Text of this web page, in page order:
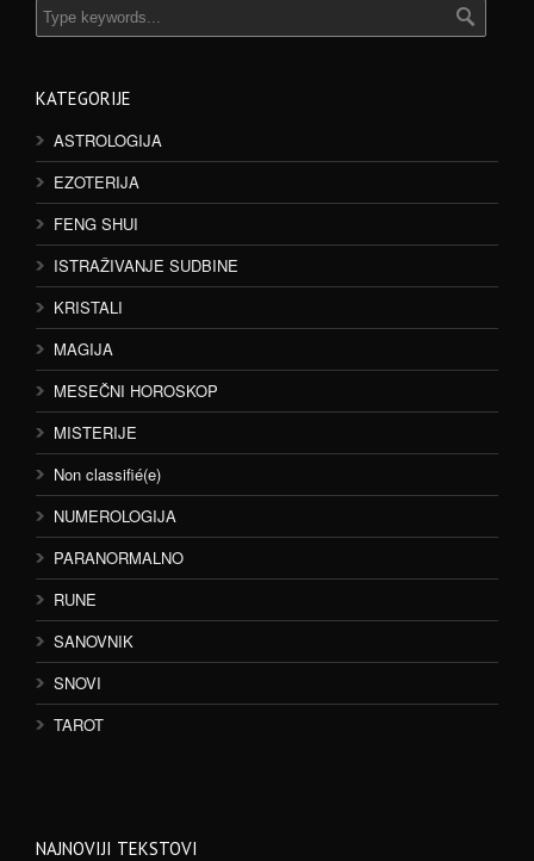
KATEGORIJE
ASTROLOGIJA
EZOTERIJA
FENG SHUI
ISTRAŽIVANJE SUDBINE
KRISTALI
MAGIJA
MESEČNI HOROSKOP
MISTERIJE
Non classifié(e)
NUMEROLOGIJA
PARANORMALNO
RUNE
SANOVNIK
SNOVI
TAROT
NAJNOVIJI TEKSTOVI